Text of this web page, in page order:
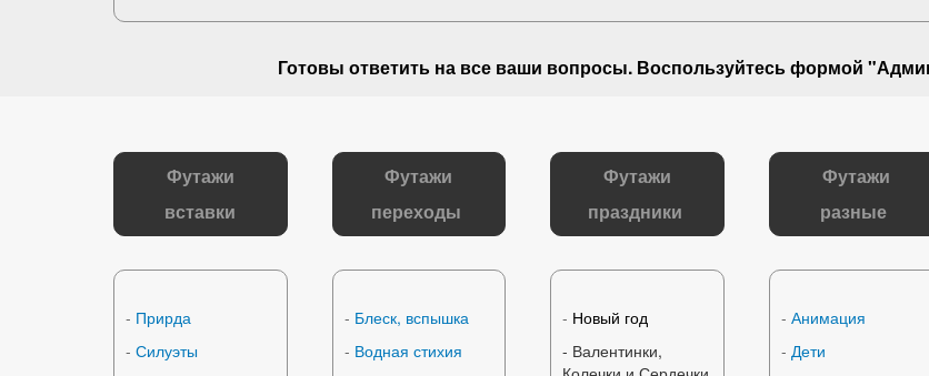
Готовы ответить на все ваши вопросы. Воспользуйтесь формой
Футажи
вставки
- Прирда
- Силуэты
Футажи
переходы
- Блеск, вспышка
- Водная стихия
Футажи
праздники
- Новый год
- Валентинки,
Футажи
разные
- Анимация
- Дети